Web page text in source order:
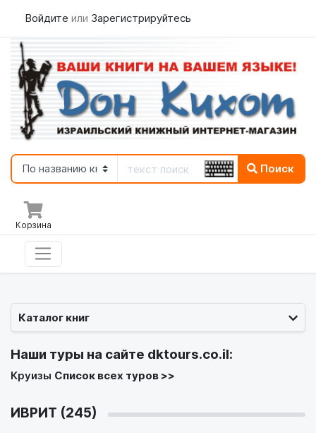
Войдите или Зарегистрируйтесь
Поиск
Корзина
Каталог книг
Наши туры на сайте dktours.co.il:
Круизы Список всех туров >>
ИВРИТ (245)